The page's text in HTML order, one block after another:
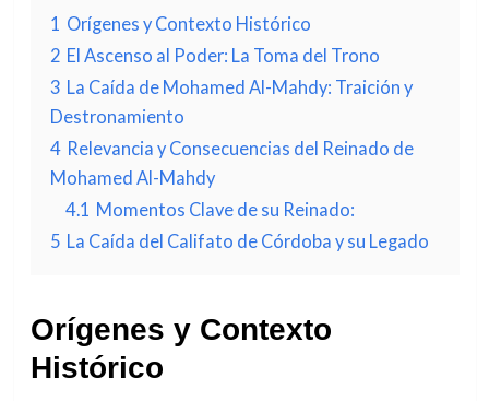
1 Orígenes y Contexto Histórico
2 El Ascenso al Poder: La Toma del Trono
3 La Caída de Mohamed Al-Mahdy: Traición y
Destronamiento
4 Relevancia y Consecuencias del Reinado de
Mohamed Al-Mahdy
4.1 Momentos Clave de su Reinado:
5 La Caída del Califato de Córdoba y su Legado
Orígenes y Contexto
Histórico